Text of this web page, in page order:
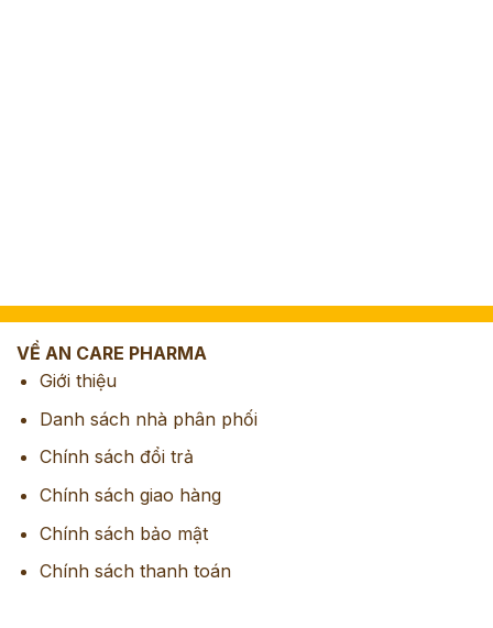
VỀ AN CARE PHARMA
Giới thiệu
Danh sách nhà phân phối
Chính sách đổi trả
Chính sách giao hàng
Chính sách bảo mật
Chính sách thanh toán